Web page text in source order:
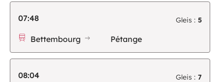
07:48 Gleis : 5
Bettembourg Pétange
08:04 Gleis : 7